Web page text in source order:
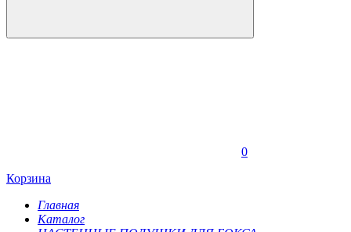
0
Корзина
Главная
Каталог